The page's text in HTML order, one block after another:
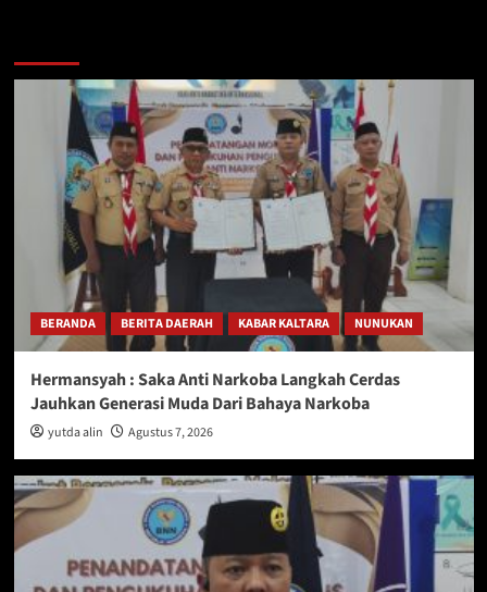
BERANDA BERITA DAERAH KABAR KALTARA NUNUKAN
Hermansyah : Saka Anti Narkoba Langkah Cerdas
Jauhkan Generasi Muda Dari Bahaya Narkoba
yutda alin Agustus 7, 2026